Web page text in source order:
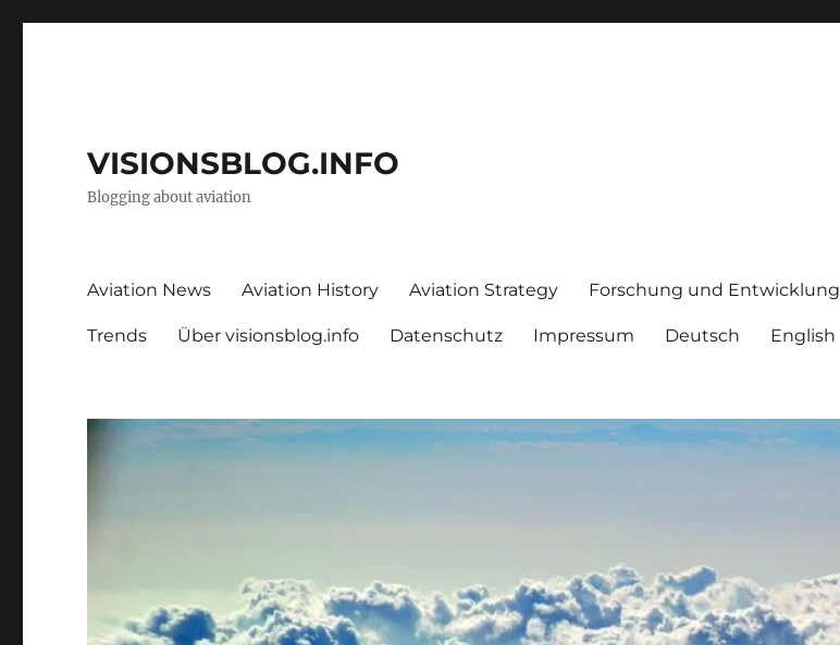
VISIONSBLOG.INFO
Blogging about aviation
Aviation News Aviation History Aviation Strategy Forschung und Entwicklung
Trends Über visionsblog.info Datenschutz Impressum Deutsch English